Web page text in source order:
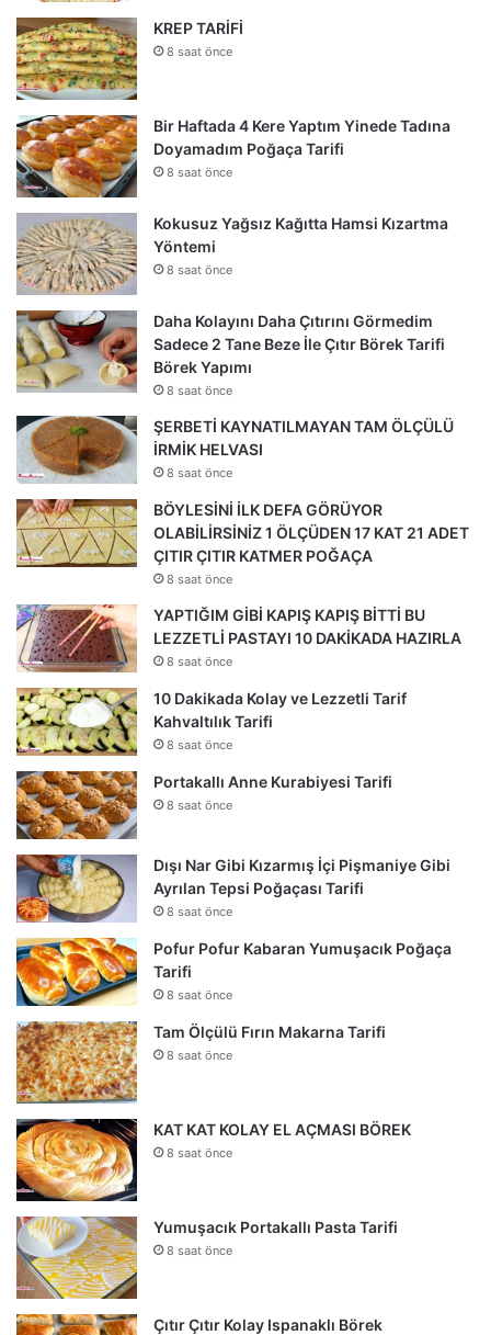
KREP TARİFİ
8 saat önce
Bir Haftada 4 Kere Yaptım Yinede Tadına
Doyamadım Poğaça Tarifi
8 saat önce
Kokusuz Yağsız Kağıtta Hamsi Kızartma
Yöntemi
8 saat önce
Daha Kolayını Daha Çıtırını Görmedim
Sadece 2 Tane Beze İle Çıtır Börek Tarifi
Börek Yapımı
8 saat önce
ŞERBETİ KAYNATILMAYAN TAM ÖLÇÜLÜ
İRMİK HELVASI
8 saat önce
BÖYLESİNİ İLK DEFA GÖRÜYOR
OLABİLİRSİNİZ 1 ÖLÇÜDEN 17 KAT 21 ADET
ÇITIR ÇITIR KATMER POĞAÇA
8 saat önce
YAPTIĞIM GİBİ KAPIŞ KAPIŞ BİTTİ BU
LEZZETLİ PASTAYI 10 DAKİKADA HAZIRLA
8 saat önce
10 Dakikada Kolay ve Lezzetli Tarif
Kahvaltılık Tarifi
8 saat önce
Portakallı Anne Kurabiyesi Tarifi
8 saat önce
Dışı Nar Gibi Kızarmış İçi Pişmaniye Gibi
Ayrılan Tepsi Poğaçası Tarifi
8 saat önce
Pofur Pofur Kabaran Yumuşacık Poğaça
Tarifi
8 saat önce
Tam Ölçülü Fırın Makarna Tarifi
8 saat önce
KAT KAT KOLAY EL AÇMASI BÖREK
8 saat önce
Yumuşacık Portakallı Pasta Tarifi
8 saat önce
Çıtır Çıtır Kolay Ispanaklı Börek